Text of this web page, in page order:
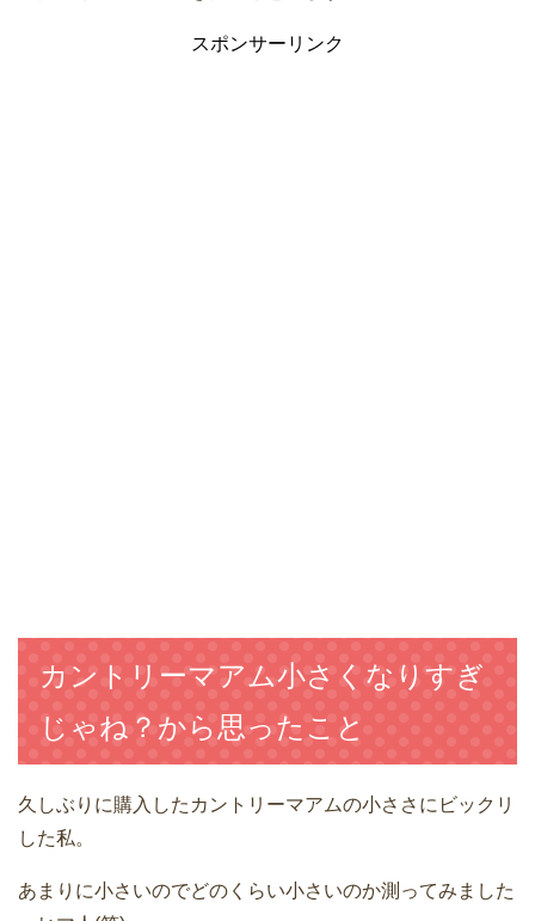
スポンサーリンク
カントリーマアム小さくなりすぎ
じゃね？から思ったこと
久しぶりに購入したカントリーマアムの小ささにビックリ
した私。
あまりに小さいのでどのくらい小さいのか測ってみました